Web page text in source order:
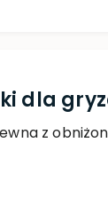
dla
z